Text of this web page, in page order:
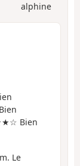
alphine
Bien
Le